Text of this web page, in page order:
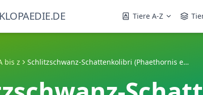
Tiere A-Z
bis z Schlitzschwanz-Schattenkolibri (Phaethornis eurynome)